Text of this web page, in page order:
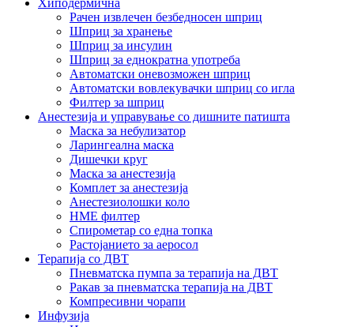
Рачен извлечен безбедносен шприц
Шприц за хранење
Шприц за инсулин
Шприц за еднократна употреба
Автоматски оневозможен шприц
Автоматски вовлекувачки шприц со игла
Филтер за шприц
Анестезија и управување со дишните патишта
Маска за небулизатор
Ларингеална маска
Дишечки круг
Маска за анестезија
Комплет за анестезија
Анестезиолошки коло
HME филтер
Спирометар со една топка
Растојанието за аеросол
Терапија со ДВТ
Пневматска пумпа за терапија на ДВТ
Ракав за пневматска терапија на ДВТ
Компресивни чорапи
Инфузија